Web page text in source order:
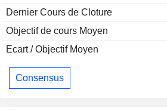
Dernier Cours de Cloture
Objectif de cours Moyen
Ecart / Objectif Moyen
Consensus